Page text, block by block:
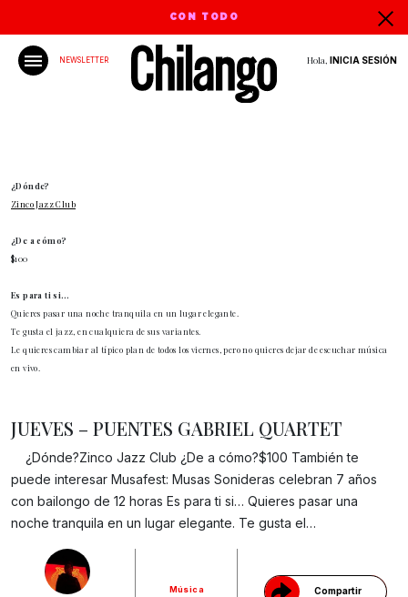
CON TODO
NEWSLETTER Hola, INICIA SESIÓN
¿Dónde?
Zinco Jazz Club
¿De a cómo?
$100
Es para ti si…
Quieres pasar una noche tranquila en un lugar elegante.
Te gusta el jazz, en cualquiera de sus variantes.
Le quieres cambiar al típico plan de todos los viernes, pero no quieres dejar de escuchar música
en vivo.
Música Compartir
Gracias!
JUEVES – PUENTES GABRIEL QUARTET
¿Dónde?Zinco Jazz Club ¿De a cómo?$100 También te
puede interesar Musafest: Musas Sonideras celebran 7 años
con bailongo de 12 horas Es para ti si… Quieres pasar una
noche tranquila en un lugar elegante. Te gusta el…